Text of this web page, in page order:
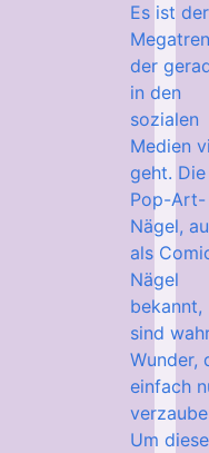
Es ist der
der
in den
sozialen
Medien
geht. Die
Pop-Art-
Nägel,
als
Nägel
bekannt,
sind
Wunder,
einfach
Um